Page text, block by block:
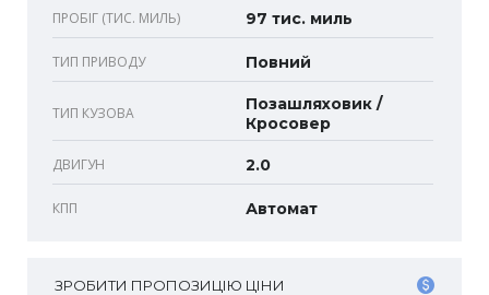
ПРОБІГ (ТИС. МИЛЬ) 97 тис. миль
ТИП ПРИВОДУ Повний
ТИП КУЗОВА
Позашляховик /
Кросовер
ДВИГУН 2.0
КПП Автомат
ЗРОБИТИ ПРОПОЗИЦІЮ ЦІНИ